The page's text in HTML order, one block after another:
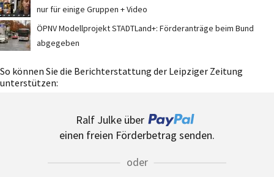
nur für einige Gruppen + Video
ÖPNV Modellprojekt STADTLand+: Förderanträge beim Bund
abgegeben
So können Sie die Berichterstattung der Leipziger Zeitung
unterstützen:
Ralf Julke über
einen freien Förderbetrag senden.
oder